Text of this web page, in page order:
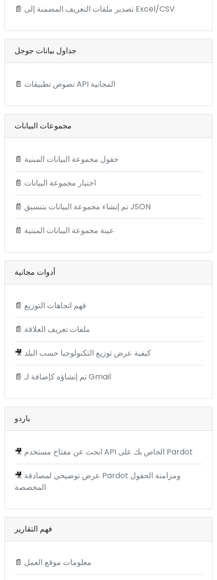
📄 تصدير ملفات التعريف المضمنة إلى Excel/CSV
جداول بيانات جوجل
📄 نصوص تطبيقات API المجانية
مجموعات البيانات
📄 حقول مجموعة البيانات المبنية
📄 اختبار مجموعة البيانات
📄 تم إنشاء مجموعة البيانات بتنسيق JSON
📄 عينة مجموعة البيانات المبنية
أدوات مجانية
📄 فهم اتجاهات التوزيع
📄 ملفات تعريف العلاقة
🎥 كيفية عرض توزيع التكنولوجيا حسب البلد
📄 تم إنشاؤه كإضافة لـ Gmail
باردو
🎥 ابحث عن مفتاح مستخدم API الخاص بك على Pardot
🎥 عرض توضيحي لمصادقة Pardot ومزامنة الحقول
المخصصة
فهم التقارير
📄 معلومات موقع العمل